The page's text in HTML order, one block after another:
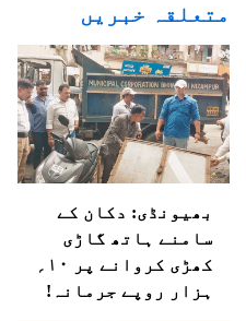
متعلقہ خبریں
بھیونڈی: دکان کے
سامنے ہاتھ گاڑی
کھڑی کروانے پر ۱۰؍
ہزار روپے جرمانہ!